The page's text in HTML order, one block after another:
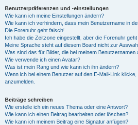
Benutzerpräferenzen und -einstellungen
Wie kann ich meine Einstellungen ändern?
Wie kann ich verhindern, dass mein Benutzername in
Die Forenuhr geht falsch!
Ich habe die Zeitzone eingestellt, aber die Forenuhr
Meine Sprache steht auf diesem Board nicht zur
Was sind das für Bilder, die bei meinem Benutzernamen
Wie verwende ich einen Avatar?
Was ist mein Rang und wie kann ich ihn ändern?
Wenn ich bei einem Benutzer auf den E-Mail-Link
anzumelden.
Beiträge schreiben
Wie erstelle ich ein neues Thema oder eine Antwort?
Wie kann ich einen Beitrag bearbeiten oder löschen?
Wie kann ich meinem Beitrag eine Signatur anfügen?